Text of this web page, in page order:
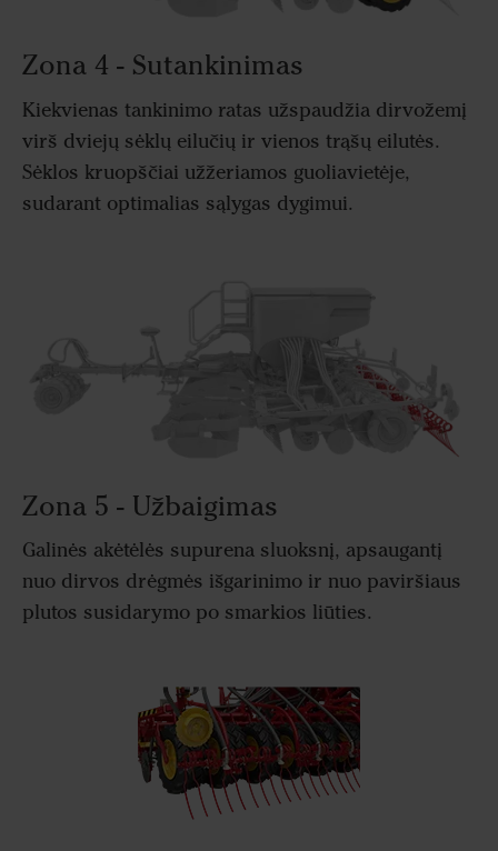
Zona 4 - Sutankinimas
Kiekvienas tankinimo ratas užspaudžia dirvožemį
virš dviejų sėklų eilučių ir vienos trąšų eilutės.
Sėklos kruopščiai užžeriamos guoliavietėje,
sudarant optimalias sąlygas dygimui.
Zona 5 - Užbaigimas
Galinės akėtėlės supurena sluoksnį, apsaugantį
nuo dirvos drėgmės išgarinimo ir nuo paviršiaus
plutos susidarymo po smarkios liūties.